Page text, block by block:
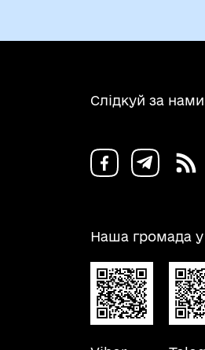
Слідкуй за нами
Наша громада